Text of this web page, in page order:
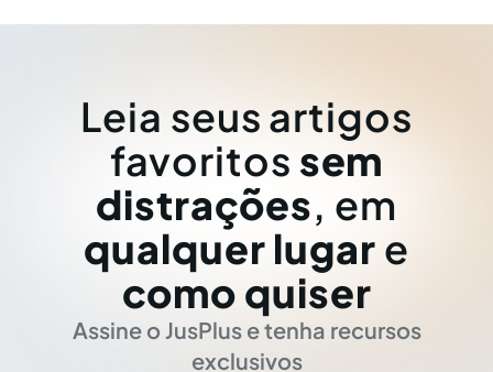
Leia seus artigos
favoritos sem
distrações, em
qualquer lugar e
como quiser
Assine o JusPlus e tenha recursos
exclusivos